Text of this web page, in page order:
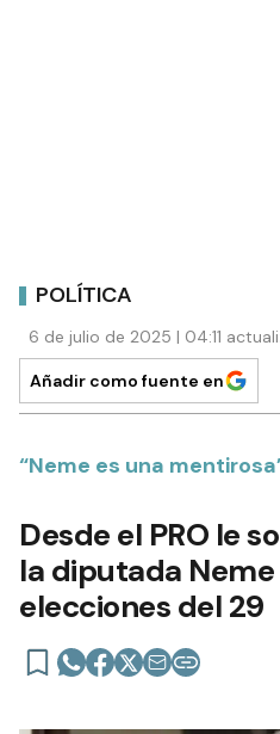
POLÍTICA
6 de julio de 2025 | 04:11
Añadir como fuente en
“Neme es una
Desde el PRO le
la diputada
elecciones del 29